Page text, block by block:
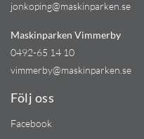
jonkoping@maskinparken.se
Maskinparken Vimmerby
0492-65 14 10
vimmerby@maskinparken.se
Följ oss
Facebook